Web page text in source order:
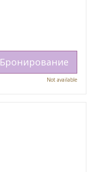
Бронирование
Not available